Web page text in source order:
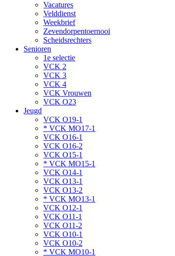
Vacatures
Velddienst
Weekbrief
Zevendorpentoernooi
Scheidsrechters
Senioren
1e selectie
VCK 2
VCK 3
VCK 4
VCK Vrouwen
VCK O23
Jeugd
VCK O19-1
* VCK MO17-1
VCK O16-1
VCK O16-2
VCK O15-1
* VCK MO15-1
VCK O14-1
VCK O13-1
VCK O13-2
* VCK MO13-1
VCK O12-1
VCK O11-1
VCK O11-2
VCK O10-1
VCK O10-2
* VCK MO10-1